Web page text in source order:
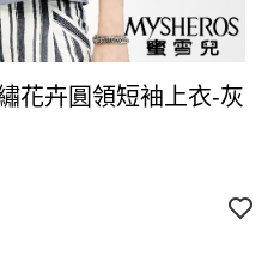
花卉圓領短袖上衣-灰